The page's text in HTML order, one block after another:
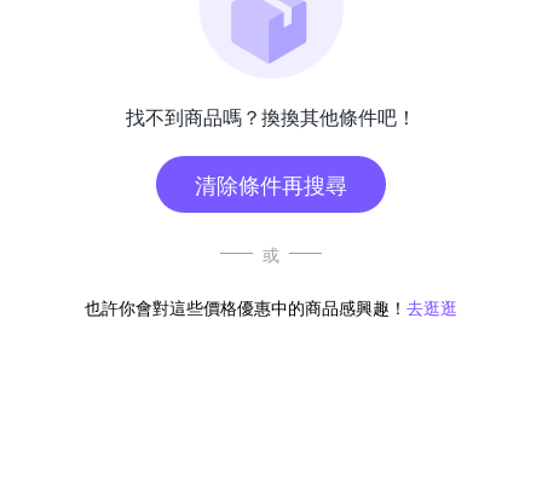
找不到商品嗎？換換其他條件吧！
清除條件再搜尋
或
也許你會對這些價格優惠中的商品感興趣！ 去逛逛